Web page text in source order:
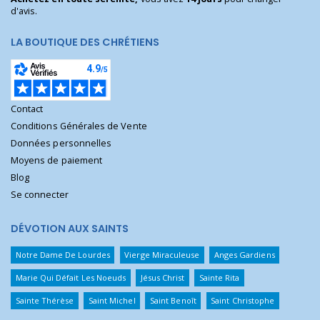
d'avis.
LA BOUTIQUE DES CHRÉTIENS
Contact
Conditions Générales de Vente
Données personnelles
Moyens de paiement
Blog
Se connecter
DÉVOTION AUX SAINTS
Notre Dame De Lourdes Vierge Miraculeuse Anges Gardiens
Marie Qui Défait Les Noeuds Jésus Christ Sainte Rita
Sainte Thérèse Saint Michel Saint Benoît Saint Christophe